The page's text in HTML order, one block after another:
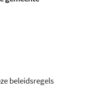
beleidsregels